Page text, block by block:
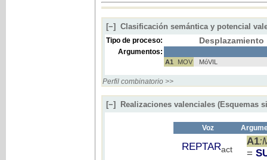
[−] Clasificación semántica y potencial
Tipo de proceso: Desplazamiento
Argumentos:
A1 MOV MóVIL
Perfil combinatorio >>
[−] Realizaciones valenciales (Esquemas
Voz
REPTARact
A1
=